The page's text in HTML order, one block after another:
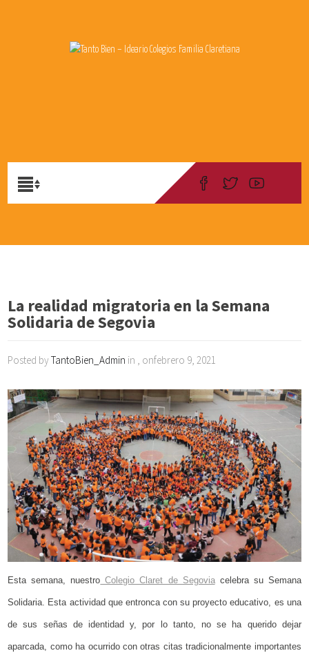
La realidad migratoria en la Semana
Solidaria de Segovia
Posted byTantoBien_Admin in , onfebrero 9, 2021
Esta semana, nuestro Colegio Claret de Segoviacelebra su Semana
Solidaria. Esta actividad que entronca con su proyecto educativo, es una
de sus señas de identidad y, por lo tanto, no se ha querido dejar
aparcada, como ha ocurrido con otras citas tradicionalmente importantes